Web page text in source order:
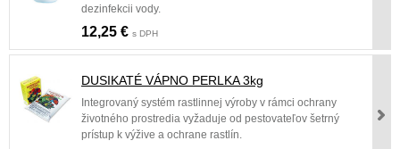
dezinfekcii vody.
12,25 € s DPH
DUSIKATÉ VÁPNO PERLKA 3kg
Integrovaný systém rastlinnej výroby v rámci ochrany
životného prostredia vyžaduje od pestovateľov šetrný
prístup k výžive a ochrane rastlín.